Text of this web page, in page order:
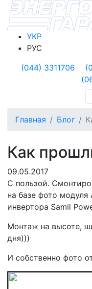
УКР
РУС
(044) 3311706
Главная Блог
Как
09.05.2017
С пользой.
на базе фото
инвертора Samil
Монтаж на высоте,
дня)))
И собственно фото